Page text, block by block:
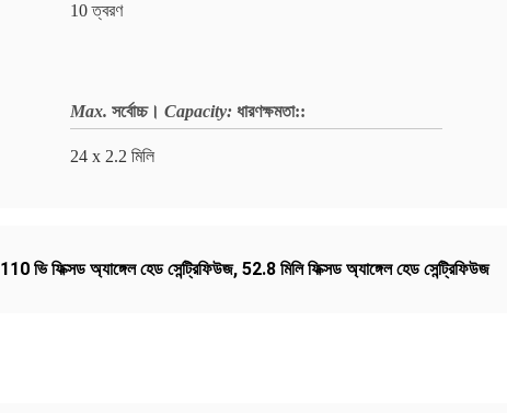
10 ত্বরণ
Max. সর্বোচ্চ। Capacity: ধারণক্ষমতা::
24 x 2.2 মিলি
110 ভি ফিক্সড অ্যাঙ্গেল হেড সেন্ট্রিফিউজ, 52.8 মিলি ফিক্সড অ্যাঙ্গেল হেড সেন্ট্রিফিউজ